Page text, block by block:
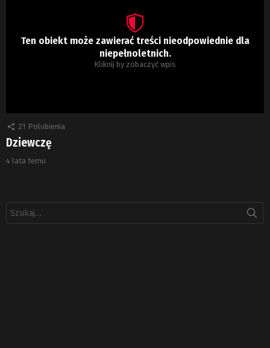
Ten obiekt może zawierać treści nieodpowiednie dla
niepełnoletnich.
Kliknij by zobaczyć wpis
21 Polubienia
Dziewczę
4 lata temu